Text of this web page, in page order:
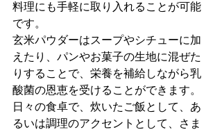
料理にも手軽に取り入れることが可能
です。
玄米パウダーはスープやシチューに加
えたり、パンやお菓子の生地に混ぜた
りすることで、栄養を補給しながら乳
酸菌の恩恵を受けることができます。
日々の食卓で、炊いたご飯として、あ
るいは調理のアクセントとして、さま